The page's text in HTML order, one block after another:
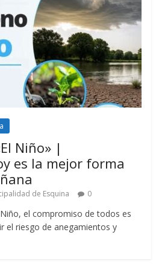
Niño» |
es la mejor forma
de Esquina 0
el compromiso de todos es
el riesgo de anegamientos y